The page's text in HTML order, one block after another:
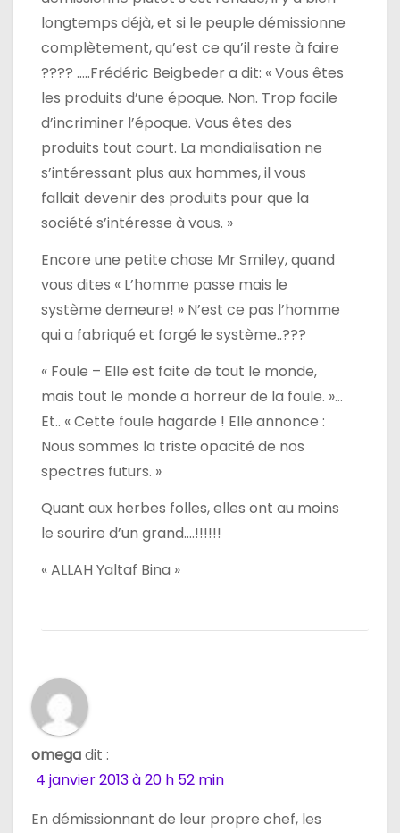
longtemps déjà, et si le peuple démissionne
complètement, qu’est ce qu’il reste à faire
???? …..Frédéric Beigbeder a dit: « Vous êtes
les produits d’une époque. Non. Trop facile
d’incriminer l’époque. Vous êtes des
produits tout court. La mondialisation ne
s’intéressant plus aux hommes, il vous
fallait devenir des produits pour que la
société s’intéresse à vous. »
Encore une petite chose Mr Smiley, quand
vous dites « L’homme passe mais le
système demeure! » N’est ce pas l’homme
qui a fabriqué et forgé le système..???
« Foule – Elle est faite de tout le monde,
mais tout le monde a horreur de la foule. »…
Et.. « Cette foule hagarde ! Elle annonce :
Nous sommes la triste opacité de nos
spectres futurs. »
Quant aux herbes folles, elles ont au moins
le sourire d’un grand….!!!!!!
« ALLAH Yaltaf Bina »
omegadit :
4 janvier 2013 à 20 h 52 min
En démissionnant de leur propre chef, les